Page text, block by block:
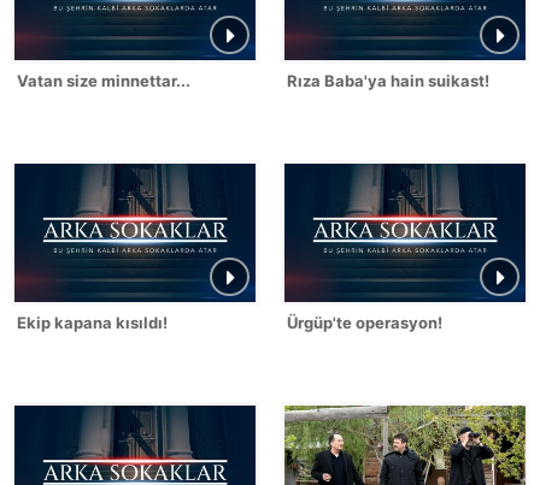
Vatan size minnettar... Rıza Baba'ya hain suikast!
Ekip kapana kısıldı! Ürgüp'te operasyon!